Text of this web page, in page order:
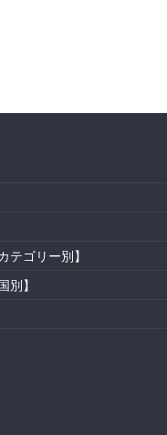
テゴリー別】
別】